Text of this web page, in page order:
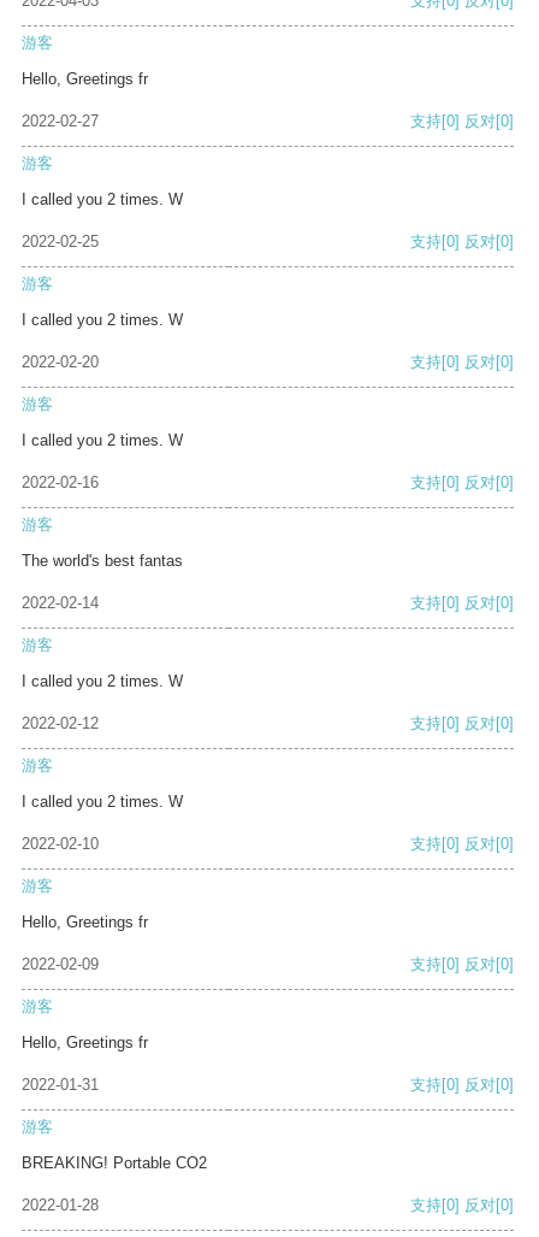
游客
Hello, Greetings fr
2022-02-27 支持[0] 反对[0]
游客
I called you 2 times. W
2022-02-25 支持[0] 反对[0]
游客
I called you 2 times. W
2022-02-20 支持[0] 反对[0]
游客
I called you 2 times. W
2022-02-16 支持[0] 反对[0]
游客
The world's best fantas
2022-02-14 支持[0] 反对[0]
游客
I called you 2 times. W
2022-02-12 支持[0] 反对[0]
游客
I called you 2 times. W
2022-02-10 支持[0] 反对[0]
游客
Hello, Greetings fr
2022-02-09 支持[0] 反对[0]
游客
Hello, Greetings fr
2022-01-31 支持[0] 反对[0]
游客
BREAKING! Portable CO2
2022-01-28 支持[0] 反对[0]